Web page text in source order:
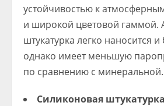
устойчивостью к
и широкой цветовой гаммой.
штукатурка легко наносится
однако имеет меньшую
по сравнению с минеральной.
Силиконовая